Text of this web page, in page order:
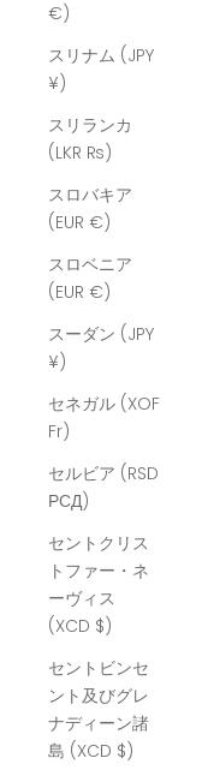
€)
スリナム (JPY
¥)
スリランカ
(LKR ₨)
スロバキア
(EUR €)
スロベニア
(EUR €)
スーダン (JPY
¥)
セネガル (XOF
Fr)
セルビア (RSD
РСД)
セントクリス
トファー・ネ
ーヴィス
(XCD $)
セントビンセ
ント及びグレ
ナディーン諸
島 (XCD $)